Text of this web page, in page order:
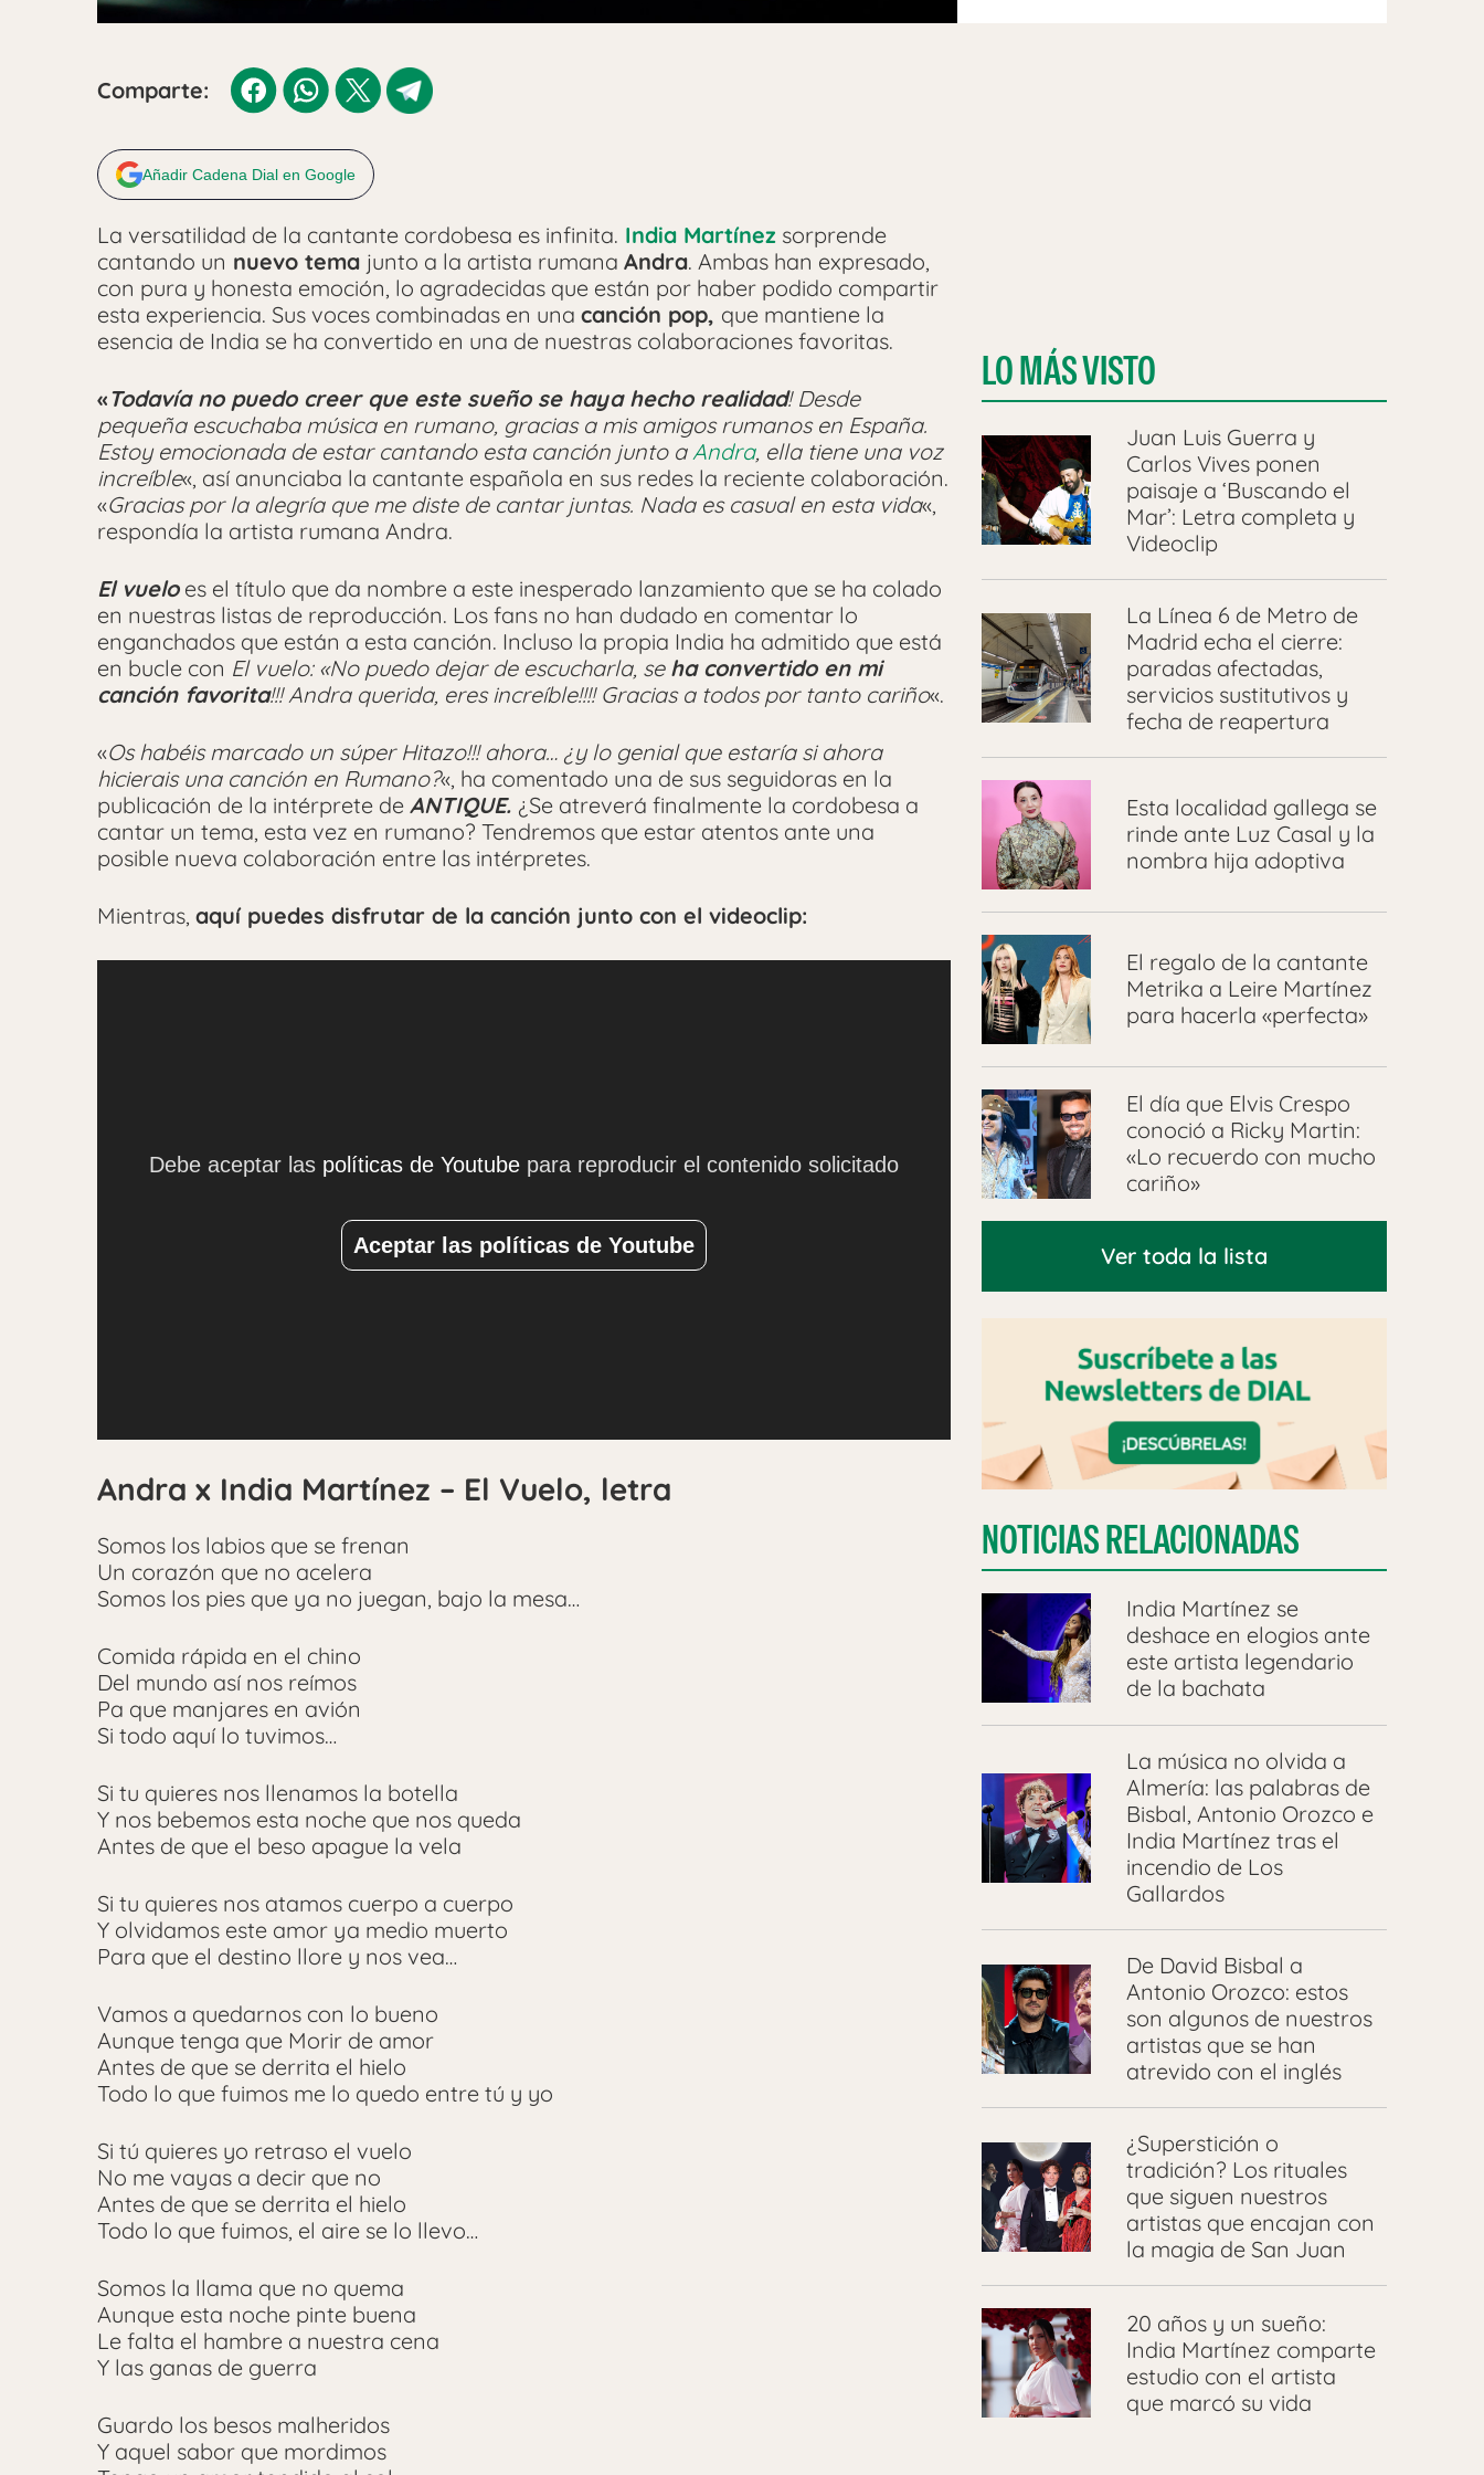
Comparte:
Añadir Cadena Dial en Google
La versatilidad de la cantante cordobesa es infinita. India Martínez sorprende
cantando un nuevo tema junto a la artista rumana Andra. Ambas han expresado,
con pura y honesta emoción, lo agradecidas que están por haber podido compartir
esta experiencia. Sus voces combinadas en una canción pop, que mantiene la
esencia de India se ha convertido en una de nuestras colaboraciones favoritas.
«Todavía no puedo creer que este sueño se haya hecho realidad! Desde
pequeña escuchaba música en rumano, gracias a mis amigos rumanos en España.
Estoy emocionada de estar cantando esta canción junto a Andra, ella tiene una voz
increíble«, así anunciaba la cantante española en sus redes la reciente colaboración.
«Gracias por la alegría que me diste de cantar juntas. Nada es casual en esta vida«,
respondía la artista rumana Andra.
El vuelo es el título que da nombre a este inesperado lanzamiento que se ha colado
en nuestras listas de reproducción. Los fans no han dudado en comentar lo
enganchados que están a esta canción. Incluso la propia India ha admitido que está
en bucle con El vuelo: «No puedo dejar de escucharla, se ha convertido en mi
canción favorita!!! Andra querida, eres increíble!!!! Gracias a todos por tanto cariño«.
«Os habéis marcado un súper Hitazo!!! ahora… ¿y lo genial que estaría si ahora
hicierais una canción en Rumano?«, ha comentado una de sus seguidoras en la
publicación de la intérprete de ANTIQUE. ¿Se atreverá finalmente la cordobesa a
cantar un tema, esta vez en rumano? Tendremos que estar atentos ante una
posible nueva colaboración entre las intérpretes.
Mientras, aquí puedes disfrutar de la canción junto con el videoclip:
Debe aceptar las políticas de Youtube para reproducir el contenido solicitado
Aceptar las políticas de Youtube
Andra x India Martínez – El Vuelo, letra
Somos los labios que se frenan
Un corazón que no acelera
Somos los pies que ya no juegan, bajo la mesa…
Comida rápida en el chino
Del mundo así nos reímos
Pa que manjares en avión
Si todo aquí lo tuvimos…
Si tu quieres nos llenamos la botella
Y nos bebemos esta noche que nos queda
Antes de que el beso apague la vela
Si tu quieres nos atamos cuerpo a cuerpo
Y olvidamos este amor ya medio muerto
Para que el destino llore y nos vea…
Vamos a quedarnos con lo bueno
Aunque tenga que Morir de amor
Antes de que se derrita el hielo
Todo lo que fuimos me lo quedo entre tú y yo
Si tú quieres yo retraso el vuelo
No me vayas a decir que no
Antes de que se derrita el hielo
Todo lo que fuimos, el aire se lo llevo…
Somos la llama que no quema
Aunque esta noche pinte buena
Le falta el hambre a nuestra cena
Y las ganas de guerra
Guardo los besos malheridos
Y aquel sabor que mordimos
LO MÁS VISTO
Juan Luis Guerra y
Carlos Vives ponen
paisaje a ‘Buscando el
Mar’: Letra completa y
Videoclip
La Línea 6 de Metro de
Madrid echa el cierre:
paradas afectadas,
servicios sustitutivos y
fecha de reapertura
Esta localidad gallega se
rinde ante Luz Casal y la
nombra hija adoptiva
El regalo de la cantante
Metrika a Leire Martínez
para hacerla «perfecta»
El día que Elvis Crespo
conoció a Ricky Martin:
«Lo recuerdo con mucho
cariño»
Ver toda la lista
NOTICIAS RELACIONADAS
India Martínez se
deshace en elogios ante
este artista legendario
de la bachata
La música no olvida a
Almería: las palabras de
Bisbal, Antonio Orozco e
India Martínez tras el
incendio de Los
Gallardos
De David Bisbal a
Antonio Orozco: estos
son algunos de nuestros
artistas que se han
atrevido con el inglés
¿Superstición o
tradición? Los rituales
que siguen nuestros
artistas que encajan con
la magia de San Juan
20 años y un sueño:
India Martínez comparte
estudio con el artista
que marcó su vida